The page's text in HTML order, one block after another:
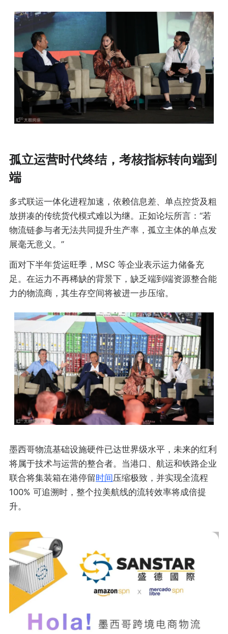
孤立运营时代终结，考核指标转向端到
端
多式联运一体化进程加速，依赖信息差、单点控货及粗
放拼凑的传统货代模式难以为继。正如论坛所言：“若
物流链参与者无法共同提升生产率，孤立主体的单点发
展毫无意义。”
面对下半年货运旺季，MSC 等企业表示运力储备充
足。在运力不再稀缺的背景下，缺乏端到端资源整合能
力的物流商，其生存空间将被进一步压缩。
墨西哥物流基础设施硬件已达世界级水平，未来的红利
将属于技术与运营的整合者。当港口、航运和铁路企业
联合将集装箱在港停留时间压缩极致，并实现全流程
100% 可追溯时，整个拉美航线的流转效率将成倍提
升。